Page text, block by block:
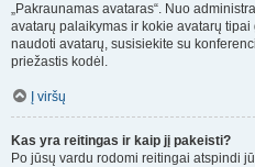
„Pakraunamas avataras“. Nuo
avatarų palaikymas ir kokie avatarų
naudoti avatarų, susisiekite su
priežastis kodėl.
Į viršų
Kas yra reitingas ir kaip jį pakeisti?
Po jūsų vardu rodomi reitingai atspindi